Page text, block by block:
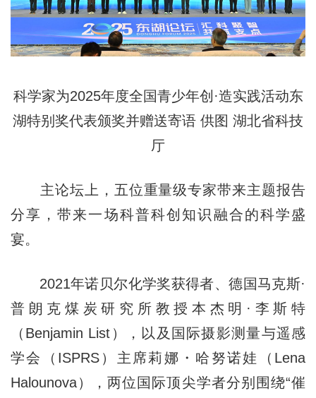
科学家为2025年度全国青少年创·造实践活动东
湖特别奖代表颁奖并赠送寄语 供图 湖北省科技
厅
主论坛上，五位重量级专家带来主题报告
分享，带来一场科普科创知识融合的科学盛
宴。
2021年诺贝尔化学奖获得者、德国马克斯·
普朗克煤炭研究所教授本杰明·李斯特
（Benjamin List），以及国际摄影测量与遥感
学会（ISPRS）主席莉娜・哈努诺娃（Lena
Halounova），两位国际顶尖学者分别围绕“催